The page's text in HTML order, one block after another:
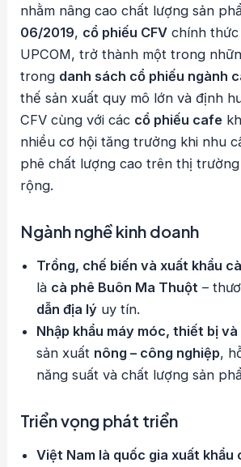
nhằm nâng cao chất lượng sản
06/2019, cổ phiếu CFV chính
UPCOM, trở thành một trong
trong danh sách cổ phiếu ngành
thế sản xuất quy mô lớn và định
CFV cùng với các cổ phiếu cafe
nhiều cơ hội tăng trưởng khi nhu
phê chất lượng cao trên thị
rộng.
Ngành nghề kinh doanh
Trồng, chế biến và xuất khẩu
là cà phê Buôn Ma Thuột –
dẫn địa lý uy tín.
Nhập khẩu máy móc, thiết bị
sản xuất nông – công nghiệp,
năng suất và chất lượng sản
Triển vọng phát triển
Việt Nam là quốc gia xuất khẩu